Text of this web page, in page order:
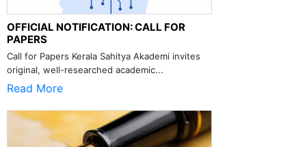
OFFICIAL NOTIFICATION: CALL FOR
PAPERS
Call for Papers Kerala Sahitya Akademi invites
original, well-researched academic...
Read More